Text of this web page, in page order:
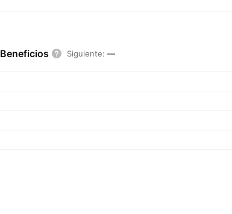
Beneficios Siguiente: —